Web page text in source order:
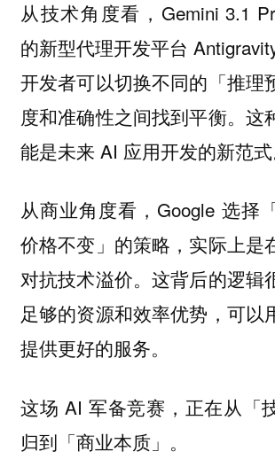
从技术角度看，Gemini 3.1
的新型代理开发平台
开发者可以切换不同的「推理
度和准确性之间找到平衡。这
能是未来 AI 应用开发的新范式
从商业角度看，Google 选择
价格不变」的策略，实际上是
对抗技术溢价。这背后的逻辑
足够的资源和效率优势，可以
提供更好的服务。
这场 AI 军备竞赛，正在从「
归到「商业本质」。